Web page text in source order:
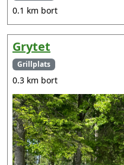
0.1 km bort
Grytet
Grillplats
0.3 km bort